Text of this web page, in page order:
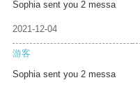
Sophia sent you 2 messa
2021-12-04
游客
Sophia sent you 2 messa